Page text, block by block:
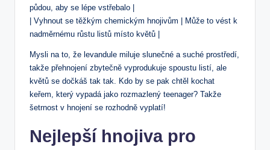
půdou, aby se lépe vstřebalo |
| Vyhnout se těžkým chemickým hnojivům | Může to vést k
nadměrnému růstu listů místo květů |
Mysli na to, že levandule miluje slunečné a suché prostředí,
takže přehnojení zbytečně vyprodukuje spoustu listí, ale
květů se dočkáš tak tak. Kdo by se pak chtěl kochat
keřem, který vypadá jako rozmazlený teenager? Takže
šetrnost v hnojení se rozhodně vyplatí!
Nejlepší hnojiva pro